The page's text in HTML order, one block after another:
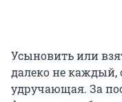
Усыновить или
далеко не каждый,
удручающая. За